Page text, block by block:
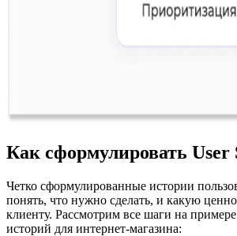
Как сформулировать User
Четко сформулированные истории
понять, что нужно сделать, и какую
клиенту. Рассмотрим все шаги на примере
историй для интернет-магазина: